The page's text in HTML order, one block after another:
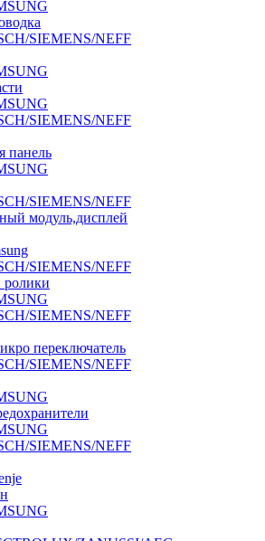
SIEMENS/NEFF
SIEMENS/NEFF
панель
SIEMENS/NEFF
модуль,дисплей
SIEMENS/NEFF
ролики
SIEMENS/NEFF
переключатель
SIEMENS/NEFF
SIEMENS/NEFF